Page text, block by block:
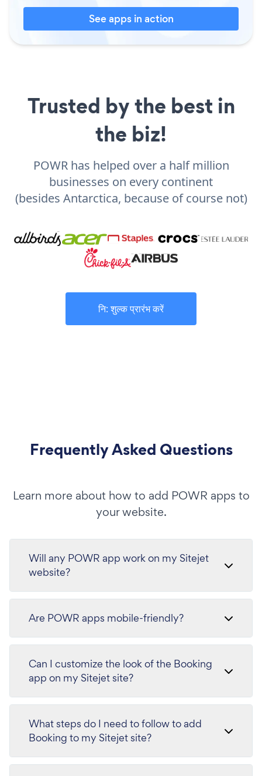
See apps in action
Trusted by the best in
the biz!
POWR has helped over a half million
businesses on every continent
(besides Antarctica, because of course not)
नि: शुल्क प्रारंभ करें
Frequently Asked Questions
Learn more about how to add POWR apps to
your website.
Will any POWR app work on my Sitejet
website?
Are POWR apps mobile-friendly?
Can I customize the look of the Booking
app on my Sitejet site?
What steps do I need to follow to add
Booking to my Sitejet site?